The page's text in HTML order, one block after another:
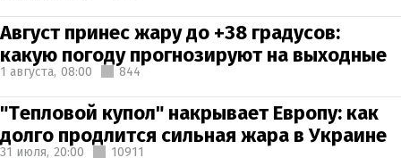
Август принес жару до +38 градусов:
какую погоду прогнозируют на выходные
1 августа, 08:00 844
"Тепловой купол" накрывает Европу: как
долго продлится сильная жара в Украине
31 июля, 20:00 10911